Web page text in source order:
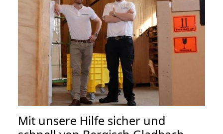
Mit unsere Hilfe sicher und